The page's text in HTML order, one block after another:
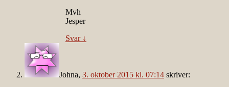
Mvh
Jesper
Svar ↓
Johna, 3. oktober 2015 kl. 07:14 skriver: